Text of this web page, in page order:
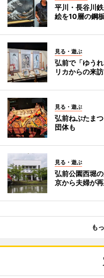
平川・長谷川
絵を10層の鋼
見る・遊ぶ
弘前で「ゆう
リカからの来
見る・遊ぶ
弘前ねぷたま
団体も
見る・遊ぶ
弘前公園西堀
京から夫婦が
も